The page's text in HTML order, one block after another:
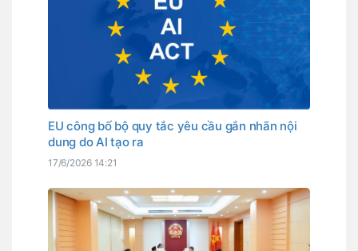
EU công bố bộ quy tắc yêu cầu gắn nhãn nội
dung do AI tạo ra
17/6/2026 14:21